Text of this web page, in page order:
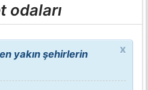
odaları
x
yakın şehirlerin